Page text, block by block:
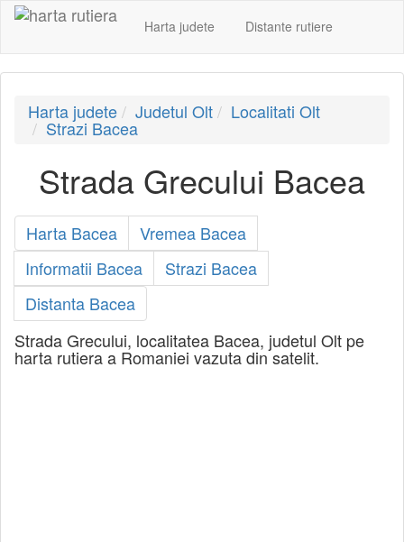
Harta judete Distante rutiere
Harta judete Judetul Olt Localitati Olt
Strazi Bacea
Strada Grecului Bacea
Harta Bacea
Vremea Bacea
Informatii Bacea
Strazi Bacea
Distanta Bacea
Strada Grecului, localitatea Bacea, judetul Olt pe
harta rutiera a Romaniei vazuta din satelit.